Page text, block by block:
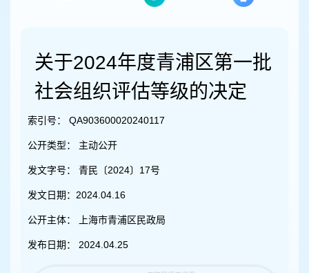
关于2024年度青浦区第一批
社会组织评估等级的决定
索引号： QA903600020240117
公开类型： 主动公开
发文字号： 青民〔2024〕17号
发文日期： 2024.04.16
公开主体： 上海市青浦区民政局
发布日期： 2024.04.25